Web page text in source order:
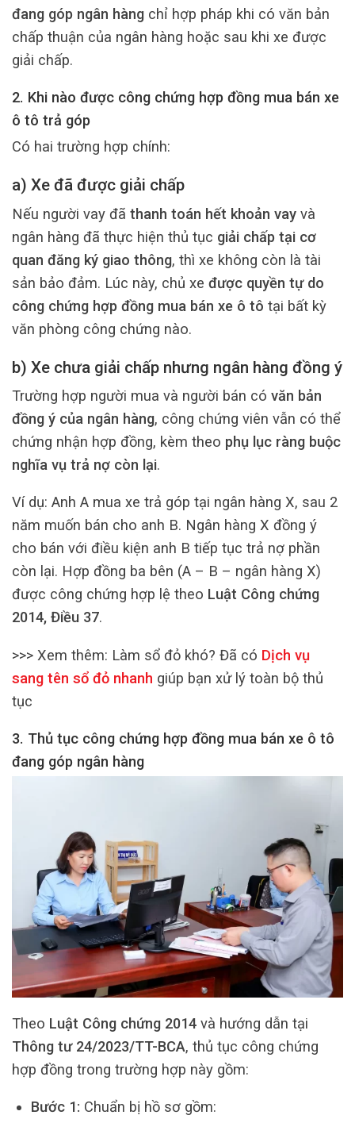
đang góp ngân hàng chỉ hợp pháp khi có văn bản
chấp thuận của ngân hàng hoặc sau khi xe được
giải chấp.
2. Khi nào được công chứng hợp đồng mua bán xe
ô tô trả góp
Có hai trường hợp chính:
a) Xe đã được giải chấp
Nếu người vay đã thanh toán hết khoản vay và
ngân hàng đã thực hiện thủ tục giải chấp tại cơ
quan đăng ký giao thông, thì xe không còn là tài
sản bảo đảm. Lúc này, chủ xe được quyền tự do
công chứng hợp đồng mua bán xe ô tô tại bất kỳ
văn phòng công chứng nào.
b) Xe chưa giải chấp nhưng ngân hàng đồng ý
Trường hợp người mua và người bán có văn bản
đồng ý của ngân hàng, công chứng viên vẫn có thể
chứng nhận hợp đồng, kèm theo phụ lục ràng buộc
nghĩa vụ trả nợ còn lại.
Ví dụ: Anh A mua xe trả góp tại ngân hàng X, sau 2
năm muốn bán cho anh B. Ngân hàng X đồng ý
cho bán với điều kiện anh B tiếp tục trả nợ phần
còn lại. Hợp đồng ba bên (A – B – ngân hàng X)
được công chứng hợp lệ theo Luật Công chứng
2014, Điều 37.
>>> Xem thêm: Làm sổ đỏ khó? Đã có Dịch vụ
sang tên sổ đỏ nhanh giúp bạn xử lý toàn bộ thủ
tục
3. Thủ tục công chứng hợp đồng mua bán xe ô tô
đang góp ngân hàng
Theo Luật Công chứng 2014 và hướng dẫn tại
Thông tư 24/2023/TT-BCA, thủ tục công chứng
hợp đồng trong trường hợp này gồm:
Bước 1: Chuẩn bị hồ sơ gồm: